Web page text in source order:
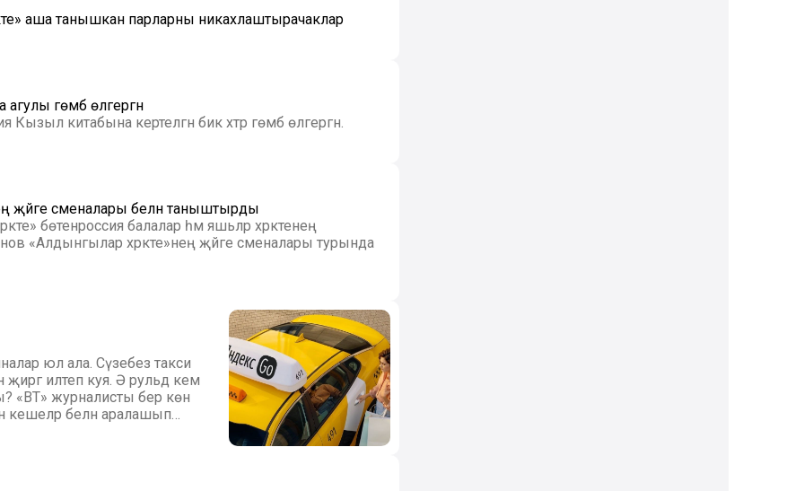
аша танышкан парларны никахлаштырачаклар
гөмбә өлгергән
китабына кертелгән бик хәтәр гөмбә өлгергән.
җәйге сменалары белән таныштырды
бөтенроссия балалар һәм яшьләр хәрәкәтенең
«Алдынгылар хәрәкәте»нең җәйге сменалары турында
юл ала. Сүзебез такси
җиргә илтеп куя. Ә рульдә кем
«ВТ» журналисты бер көн
кешеләр белән аралашып